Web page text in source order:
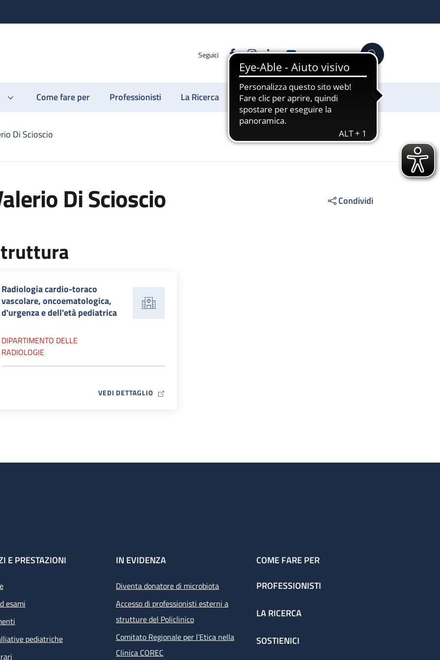
Seguici FacebookInstagram
LinkedinYouTube Cerca
Come fare per Professionisti La Ricerca Sostienici
Di Scioscio
Di Scioscio Condividi
Radiologia cardio-toraco
vascolare, oncoematologica,
d'urgenza e dell'età pediatrica
DIPARTIMENTO DELLE
RADIOLOGIE
VEDI DETTAGLIOMAP ICON
E PRESTAZIONI
esami
pediatriche
IN EVIDENZA
Diventa donatore di microbiota
Accesso di professionisti esterni a
strutture del Policlinico
Comitato Regionale per l’Etica nella
Clinica COREC
COME FARE PER
PROFESSIONISTI
LA RICERCA
SOSTIENICI